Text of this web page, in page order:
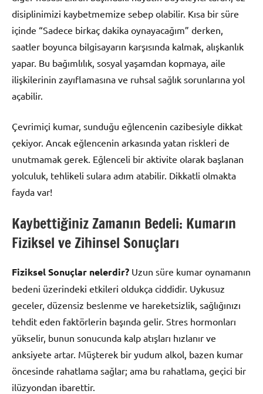
disiplinimizi kaybetmemize sebep olabilir. Kısa bir süre
içinde “Sadece birkaç dakika oynayacağım” derken,
saatler boyunca bilgisayarın karşısında kalmak, alışkanlık
yapar. Bu bağımlılık, sosyal yaşamdan kopmaya, aile
ilişkilerinin zayıflamasına ve ruhsal sağlık sorunlarına yol
açabilir.
Çevrimiçi kumar, sunduğu eğlencenin cazibesiyle dikkat
çekiyor. Ancak eğlencenin arkasında yatan riskleri de
unutmamak gerek. Eğlenceli bir aktivite olarak başlanan
yolculuk, tehlikeli sulara adım atabilir. Dikkatli olmakta
fayda var!
Kaybettiğiniz Zamanın Bedeli: Kumarın
Fiziksel ve Zihinsel Sonuçları
Fiziksel Sonuçlar nelerdir? Uzun süre kumar oynamanın
bedeni üzerindeki etkileri oldukça ciddidir. Uykusuz
geceler, düzensiz beslenme ve hareketsizlik, sağlığınızı
tehdit eden faktörlerin başında gelir. Stres hormonları
yükselir, bunun sonucunda kalp atışları hızlanır ve
anksiyete artar. Müşterek bir yudum alkol, bazen kumar
öncesinde rahatlama sağlar; ama bu rahatlama, geçici bir
ilüzyondan ibarettir.